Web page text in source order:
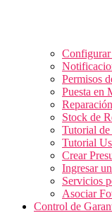
Configurar
Permisos
Puesta en
Stock de
Tutorial
Tutorial
Crear
Ingresar
Servicios
Asociar
Control de